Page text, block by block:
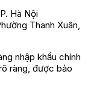
Hà Nội
Thanh Xuân,
nhập khẩu chính
ràng, được bảo